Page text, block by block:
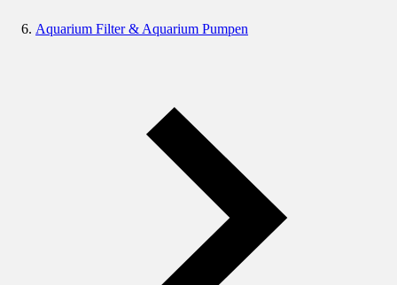
Aquarium Filter & Aquarium Pumpen